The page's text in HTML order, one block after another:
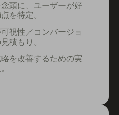
頭に、ユーザーが好
を特定。
視性／コンバージョ
積もり。
を改善するための実